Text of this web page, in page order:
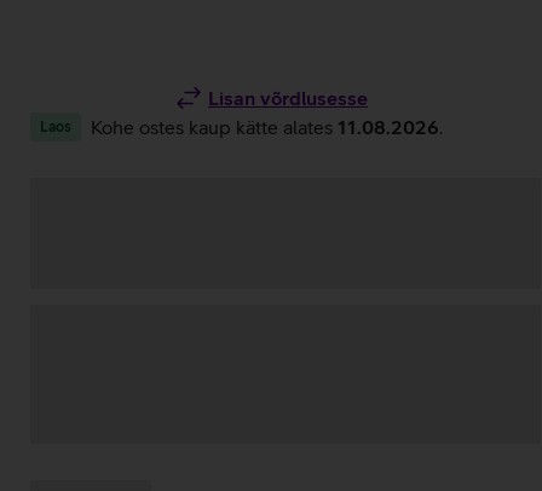
Lisan võrdlusesse
Laos Kohe ostes kaup kätte alates 11.08.2026